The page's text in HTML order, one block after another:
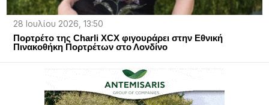
28 Ιουλίου 2026, 13:50
Πορτρέτο της Charli XCX φιγουράρει στην Εθνική
Πινακοθήκη Πορτρέτων στο Λονδίνο